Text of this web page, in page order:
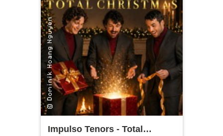
Impulso Tenors - Total